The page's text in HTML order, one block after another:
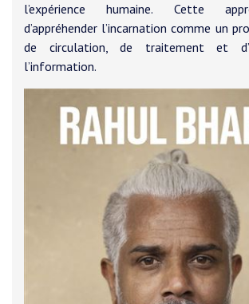
l’expérience humaine. Cette
d’appréhender l’incarnation comme un
de circulation, de traitement et
l’information.